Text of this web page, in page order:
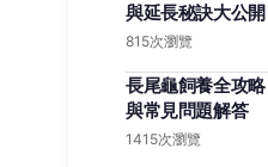
與延長秘訣大公開
815次瀏覽
長尾龜飼養全攻
與常見問題解答
1415次瀏覽